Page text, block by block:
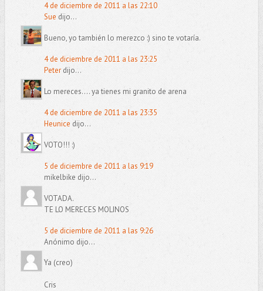
4 de diciembre de 2011 a las 22:10
Sue dijo...
Bueno, yo también lo merezco :) sino te votaría.
4 de diciembre de 2011 a las 23:25
Peterdijo...
Lo mereces.... ya tienes mi granito de arena
4 de diciembre de 2011 a las 23:35
Heunice dijo...
VOTO!!! :)
5 de diciembre de 2011 a las 9:19
mikelbike dijo...
VOTADA.
TE LO MERECES MOLINOS
5 de diciembre de 2011 a las 9:26
Anónimo dijo...
Ya (creo)
Cris